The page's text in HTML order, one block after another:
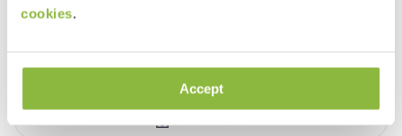
cookies.
Accept